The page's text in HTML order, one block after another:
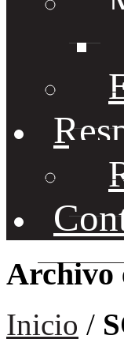
Archivo
Inicio /